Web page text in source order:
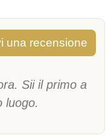
una recensione
Sii il primo a
luogo.